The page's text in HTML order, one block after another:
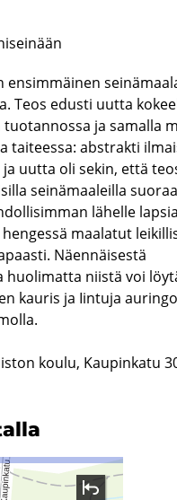
ensimmäinen
Teos edusti uutta
ja samalla
taiteessa: abstrakti
ja uutta oli sekin, että
seinämaaleilla
lähelle
hengessä maalatut
Näennäisestä
huolimatta niistä voi
kauris ja Iintuja
koulu, Kaupinkatu